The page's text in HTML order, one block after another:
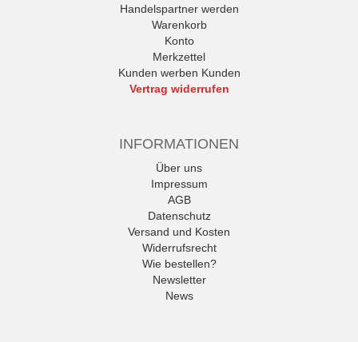
Handelspartner werden
Warenkorb
Konto
Merkzettel
Kunden werben Kunden
Vertrag widerrufen
INFORMATIONEN
Über uns
Impressum
AGB
Datenschutz
Versand und Kosten
Widerrufsrecht
Wie bestellen?
Newsletter
News